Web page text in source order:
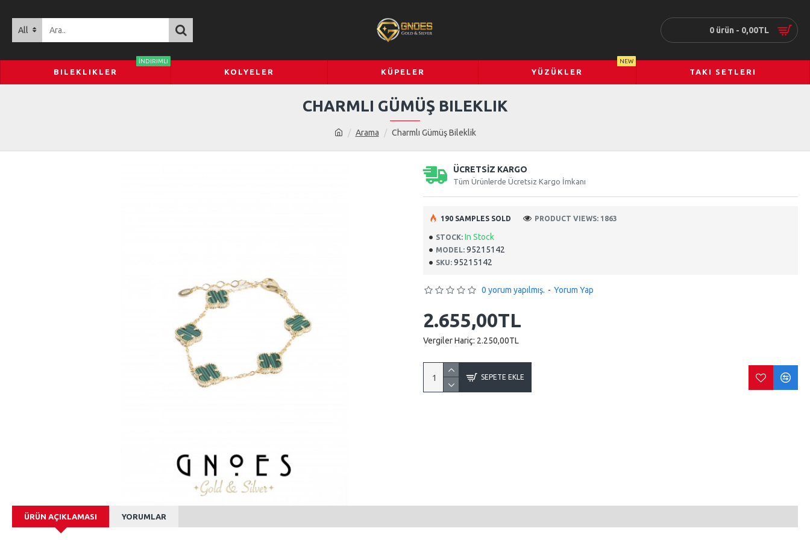
All 0 ürün - 0,00TL
BILEKLIKLER
İNDIRIMLI
KOLYELER KÜPELER YÜZÜKLER
NEW
TAKI SETLERI
Arama Charmlı Gümüş Bileklik
CHARMLI GÜMÜŞ BILEKLIK
ÜCRETSİZ KARGO
Tüm Ürünlerde Ücretsiz Kargo İmkanı
STOCK: In Stock
MODEL: 95215142
SKU: 95215142
190 SAMPLES SOLD PRODUCT VIEWS: 1863
0 yorum yapılmış. - Yorum Yap
2.655,00TL
Vergiler Hariç: 2.250,00TL
SEPETE EKLE
ÜRÜN AÇIKLAMASI YORUMLAR